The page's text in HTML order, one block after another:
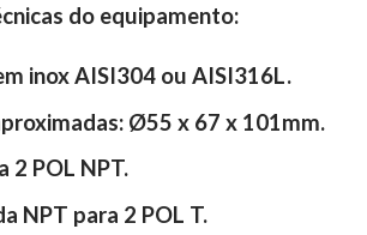
do equipamento:
inox AISI304 ou AISI316L.
Ø55 x 67 x 101mm.
2 POL NPT.
NPT para 2 POL T.